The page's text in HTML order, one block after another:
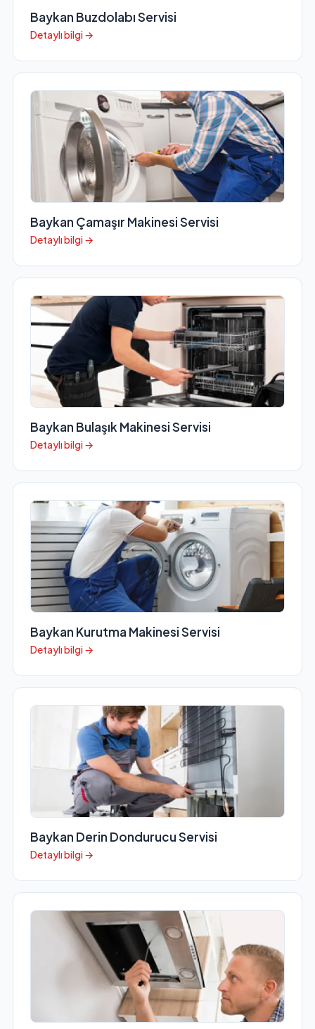
Baykan Buzdolabı Servisi
Detaylı bilgi →
Baykan Çamaşır Makinesi Servisi
Detaylı bilgi →
Baykan Bulaşık Makinesi Servisi
Detaylı bilgi →
Baykan Kurutma Makinesi Servisi
Detaylı bilgi →
Baykan Derin Dondurucu Servisi
Detaylı bilgi →